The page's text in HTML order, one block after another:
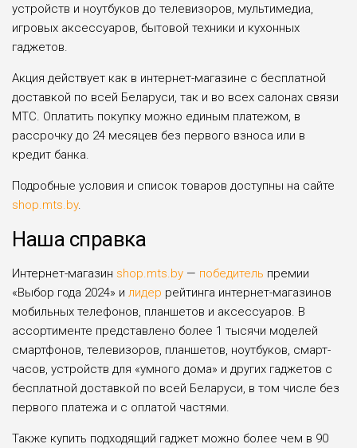
устройств и ноутбуков до телевизоров, мультимедиа,
игровых аксессуаров, бытовой техники и кухонных
гаджетов.
Акция действует как в интернет-магазине с бесплатной
доставкой по всей Беларуси, так и во всех салонах связи
МТС. Оплатить покупку можно единым платежом, в
рассрочку до 24 месяцев без первого взноса или в
кредит банка.
Подробные условия и список товаров доступны на сайте
shop.mts.by.
Наша справка
Интернет-магазин shop.mts.by — победитель премии
«Выбор года 2024» и лидер рейтинга интернет-магазинов
мобильных телефонов, планшетов и аксессуаров. В
ассортименте представлено более 1 тысячи моделей
смартфонов, телевизоров, планшетов, ноутбуков, смарт-
часов, устройств для «умного дома» и других гаджетов с
бесплатной доставкой по всей Беларуси, в том числе без
первого платежа и с оплатой частями.
Также купить подходящий гаджет можно более чем в 90